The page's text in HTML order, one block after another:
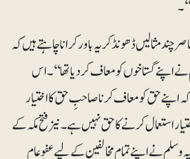
چند مثالیں ڈھونڈ کر یہ باور کرانا چاہتے ہیں کہ
نے اپنے گستاخوں کو معاف کردیا تھا‘‘۔ اس
اپنے حق کو معاف کرنا صاحبِ حق کا اختیار
استعمال کرنے کا حق نہیں ہے۔ نیز فتح مکہ کے
نے اپنے تمام مخالفین کے لیے عفوِ عام